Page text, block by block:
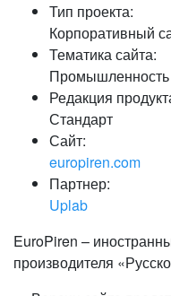
Тип проекта:
Корпоративный
Тематика сайта:
Промышленность
Редакция
Стандарт
Сайт:
europiren.com
Партнер:
Uplab
EuroPiren –
производителя